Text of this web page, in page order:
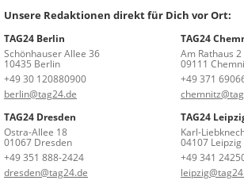
Unsere Redaktionen direkt für Dich vor Ort:
TAG24 Berlin
Schönhauser Allee 36
10435 Berlin
+49 30 120880900
berlin@tag24.de
TAG24
Am Rathaus 2
09111
+49 371
TAG24 Dresden
Ostra-Allee 18
01067 Dresden
+49 351 888-2424
dresden@tag24.de
TAG24
Karl-
04107 Leipzig
+49 341